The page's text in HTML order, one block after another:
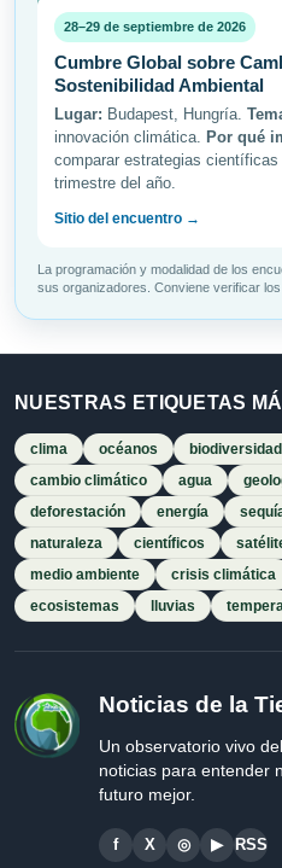
28–29 de septiembre de 2026
Cumbre Global sobre
Sostenibilidad Ambiental
Lugar: Budapest, Hungría.
innovación climática. Por qué
comparar estrategias
trimestre del año.
Sitio del encuentro →
La programación y modalidad de los
sus organizadores. Conviene verificar
NUESTRAS ETIQUETAS
clima océanos biodiversidad
cambio climático
agua
deforestación
energía
naturaleza
científicos
medio ambiente
crisis climática
ecosistemas
lluvias
Noticias de la
Un observatorio vivo
noticias para entender
futuro mejor.
f X ◎ ▶ RSS